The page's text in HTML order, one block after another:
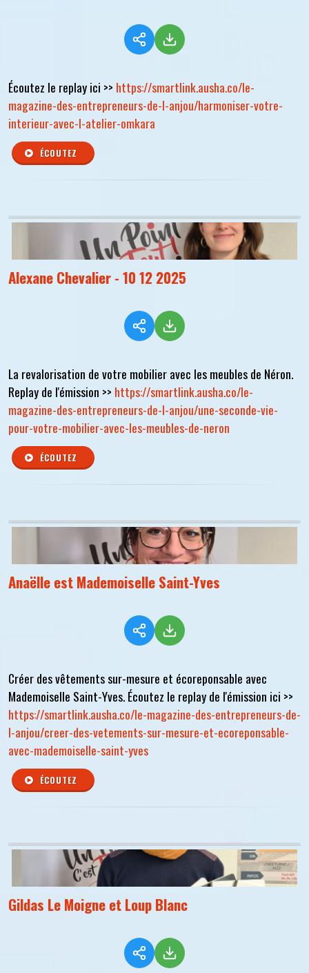
Écoutez le replay ici >> https://smartlink.ausha.co/le-
magazine-des-entrepreneurs-de-l-anjou/harmoniser-votre-
interieur-avec-l-atelier-omkara
ÉCOUTEZ
Alexane Chevalier - 10 12 2025
La revalorisation de votre mobilier avec les meubles de Néron.
Replay de l'émission >> https://smartlink.ausha.co/le-
magazine-des-entrepreneurs-de-l-anjou/une-seconde-vie-
pour-votre-mobilier-avec-les-meubles-de-neron
ÉCOUTEZ
Anaëlle est Mademoiselle Saint-Yves
Créer des vêtements sur-mesure et écoreponsable avec
Mademoiselle Saint-Yves. Écoutez le replay de l'émission ici >>
https://smartlink.ausha.co/le-magazine-des-entrepreneurs-de-
l-anjou/creer-des-vetements-sur-mesure-et-ecoreponsable-
avec-mademoiselle-saint-yves
ÉCOUTEZ
Gildas Le Moigne et Loup Blanc